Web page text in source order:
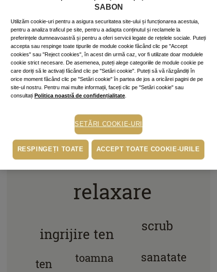
Legendele trandafirului
5 February 2021
~7 min.
Trandafirul roșu este considerat floarea dragostei,
mesagerul iubirii atunci când cuvintele sunt de prisos,
accesoriul perfect care completează un arsenal al
seducției.
Mai mult »
relaxare
exfoliere
ingrijire ten scrub
fericire
sanatate
ten
vacanta
toamna
SABON
Utilizăm cookie-uri pentru a asigura securitatea site-ului și funcționarea acestuia,
pentru a analiza traficul pe site, pentru a adapta conținutul și reclamele la
preferințele dumneavoastră și pentru a oferi servicii legate de rețelele sociale. Puteți
accepta sau respinge toate tipurile de module cookie făcând clic pe "Accept
cookies" sau "Reject cookies", în acest din urmă caz, vor fi utilizate doar modulele
cookie strict necesare. De asemenea, puteți alege categoriile de module cookie pe
care doriți să le activați făcând clic pe "Setări cookie". Puteți să vă răzgândiți în
orice moment făcând clic pe "Setări cookie" în partea de jos a oricărei pagini de pe
site-ul nostru. Pentru mai multe informații, faceți clic pe "Setări cookie" sau
consultați Politica noastră de confidențialitate
SETĂRI COOKIE-URI
RESPINGEȚI TOATE ACCEPT TOATE COOKIE-URILE